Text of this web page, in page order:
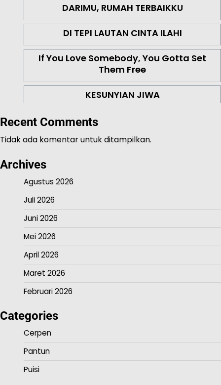
DARIMU, RUMAH TERBAIKKU
DI TEPI LAUTAN CINTA ILAHI
If You Love Somebody, You Gotta Set
Them Free
KESUNYIAN JIWA
Recent Comments
Tidak ada komentar untuk ditampilkan.
Archives
Agustus 2026
Juli 2026
Juni 2026
Mei 2026
April 2026
Maret 2026
Februari 2026
Categories
Cerpen
Pantun
Puisi